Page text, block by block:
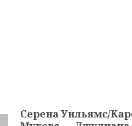
Серена Уильямс/